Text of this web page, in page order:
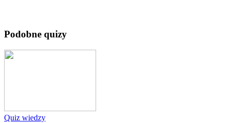
Podobne quizy
Quiz wiedzy